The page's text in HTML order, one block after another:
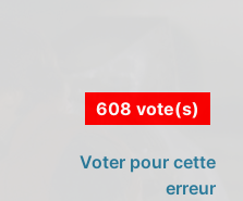
608 vote(s)
Voter pour cette
erreur